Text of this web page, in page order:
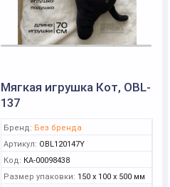
Мягкая игрушка Кот, OBL-
137
Бренд: Без бренда
Артикул: OBL120147Y
Код: КА-00098438
Размер упаковки: 150 x 100 x 500 мм